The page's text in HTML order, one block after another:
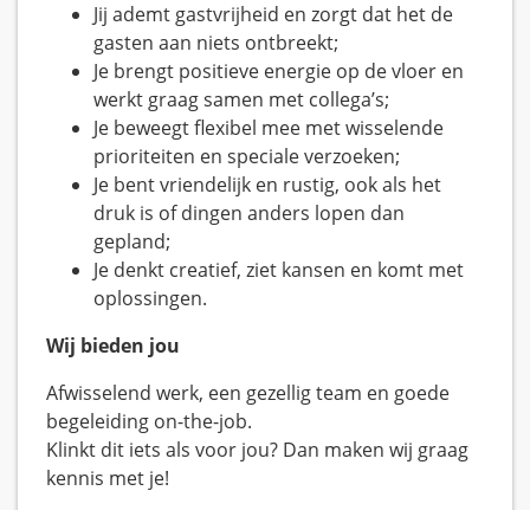
Jij ademt gastvrijheid en zorgt dat het de
gasten aan niets ontbreekt;
Je brengt positieve energie op de vloer en
werkt graag samen met collega’s;
Je beweegt flexibel mee met wisselende
prioriteiten en speciale verzoeken;
Je bent vriendelijk en rustig, ook als het
druk is of dingen anders lopen dan
gepland;
Je denkt creatief, ziet kansen en komt met
oplossingen.
Wij bieden jou
Afwisselend werk, een gezellig team en goede
begeleiding on-the-job.
Klinkt dit iets als voor jou? Dan maken wij graag
kennis met je!